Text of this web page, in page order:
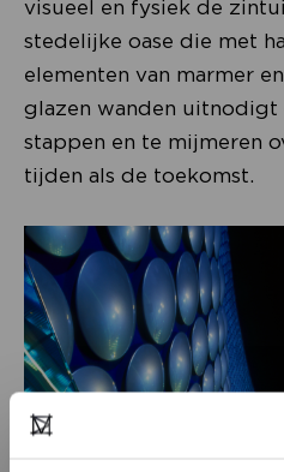
visueel en fysiek de
stedelijke oase die met
elementen van marmer
glazen wanden uitnodigt
stappen en te mijmeren
tijden als de toekomst.